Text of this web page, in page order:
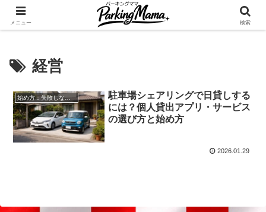
✨空き家・自宅の駐車場を貸してゆとりget🍵
経営
始め方：失敗しない自宅駐車場貸し出し
駐車場シェアリングで日貸しする
には？個人貸出アプリ・サービス
の選び方と始め方
2026.01.29
メニュー 検索